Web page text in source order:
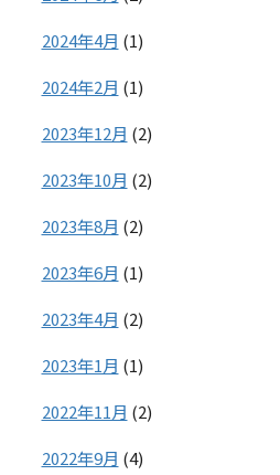
2024年4月 (1)
2024年2月 (1)
2023年12月 (2)
2023年10月 (2)
2023年8月 (2)
2023年6月 (1)
2023年4月 (2)
2023年1月 (1)
2022年11月 (2)
2022年9月 (4)